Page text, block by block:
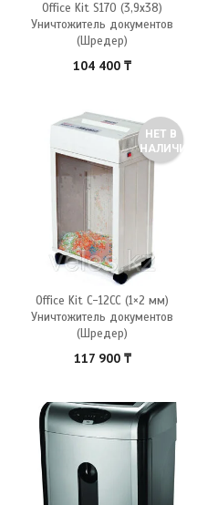
Office Kit S170 (3,9х38)
Уничтожитель документов
(Шредер)
104 400 ₸
НЕТ В
НАЛИЧИИ
Office Kit C-12CC (1×2 мм)
Уничтожитель документов
(Шредер)
117 900 ₸